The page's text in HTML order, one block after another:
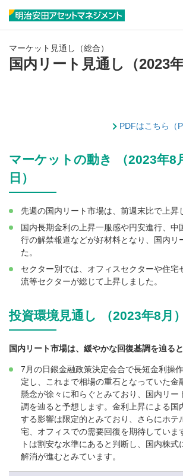
マーケット見通し（総合）
国内リート見通し（2023年
PDFはこちら（
マーケットの動き （2023年8
日）
先週の国内リート市場は、前週末比で上昇
国内長期金利の上昇一服感や円安進行、中
行の解禁報道などが好材料となり、国内リ
た。
セクター別では、オフィスセクターや住宅
流等セクターが総じて上昇しました。
投資環境見通し （2023年8月）
国内リート市場は、緩やかな回復基調を辿る
7月の日銀金融政策決定会合で長短金利操
定し、これまで相場の重石となっていた金
懸念が徐々に和らぐとみており、国内リー
調を辿ると予想します。金利上昇による国
する影響は限定的とみており、さらにホテ
宅、オフィスでの需要回復を期待していま
トは割安な水準にあると判断し、国内株式
解消が進むとみています。